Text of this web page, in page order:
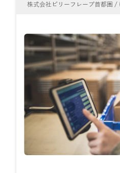
株式会社ビリーフレーブ首都圏 /